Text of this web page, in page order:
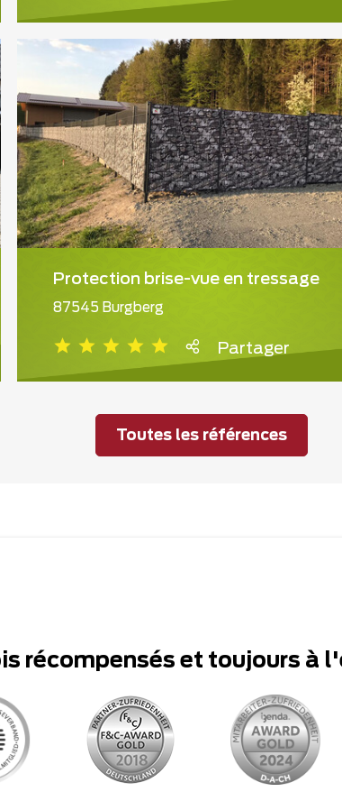
Protection brise-vue en tressage
87545 Burgberg
Partager
Toutes les références
récompensés et toujours à